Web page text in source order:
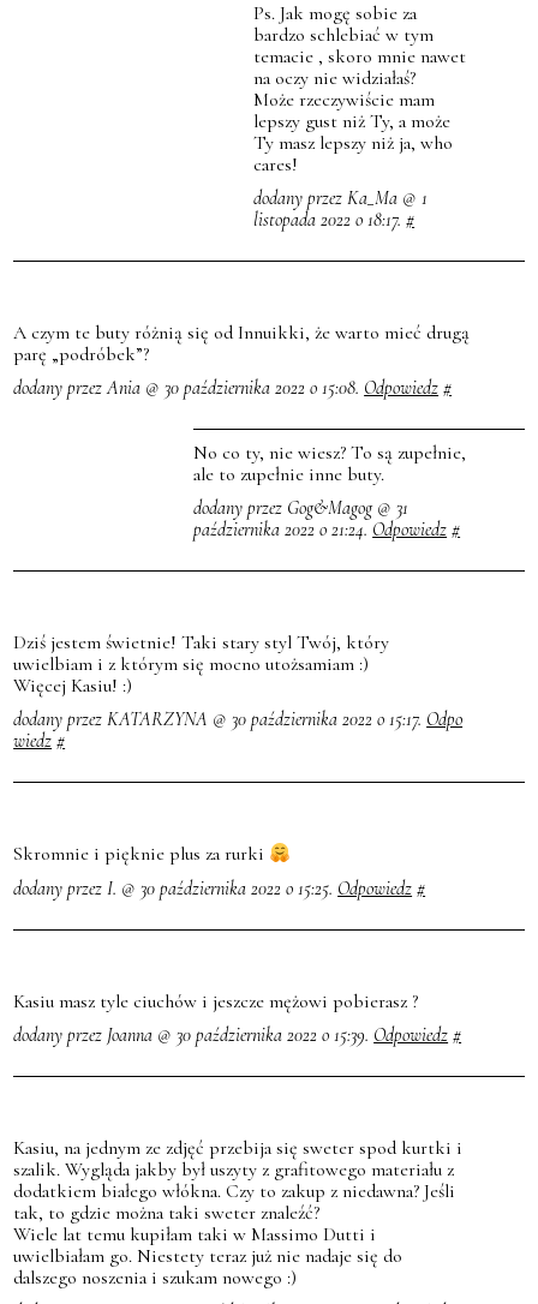
Ps. Jak mogę sobie za
bardzo schlebiać w tym
temacie , skoro mnie nawet
na oczy nie widziałaś?
Może rzeczywiście mam
lepszy gust niż Ty, a może
Ty masz lepszy niż ja, who
cares!
dodany przez Ka_Ma @ 1
listopada 2022 o 18:17.#
A czym te buty różnią się od Innuikki, że warto mieć drugą
parę „podróbek”?
dodany przez Ania @ 30 października 2022 o 15:08. Odpowiedz #
No co ty, nie wiesz? To są zupełnie,
ale to zupełnie inne buty.
dodany przez Gog&Magog @ 31
października 2022 o 21:24. Odpowiedz #
Dziś jestem świetnie! Taki stary styl Twój, który
uwielbiam i z którym się mocno utożsamiam :)
Więcej Kasiu! :)
dodany przez KATARZYNA @ 30 października 2022 o 15:17. Odpo
wiedz #
Skromnie i pięknie plus za rurki
dodany przez I. @ 30 października 2022 o 15:25. Odpowiedz #
Kasiu masz tyle ciuchów i jeszcze mężowi pobierasz ?
dodany przez Joanna @ 30 października 2022 o 15:39. Odpowiedz #
Kasiu, na jednym ze zdjęć przebija się sweter spod kurtki i
szalik. Wygląda jakby był uszyty z grafitowego materiału z
dodatkiem białego włókna. Czy to zakup z niedawna? Jeśli
tak, to gdzie można taki sweter znaleźć?
Wiele lat temu kupiłam taki w Massimo Dutti i
uwielbiałam go. Niestety teraz już nie nadaje się do
dalszego noszenia i szukam nowego :)